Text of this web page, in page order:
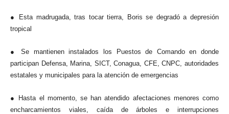
● Esta madrugada, tras tocar tierra, Boris se degradó a depresión
tropical
● Se mantienen instalados los Puestos de Comando en donde
participan Defensa, Marina, SICT, Conagua, CFE, CNPC, autoridades
estatales y municipales para la atención de emergencias
● Hasta el momento, se han atendido afectaciones menores como
encharcamientos viales, caída de árboles e interrupciones